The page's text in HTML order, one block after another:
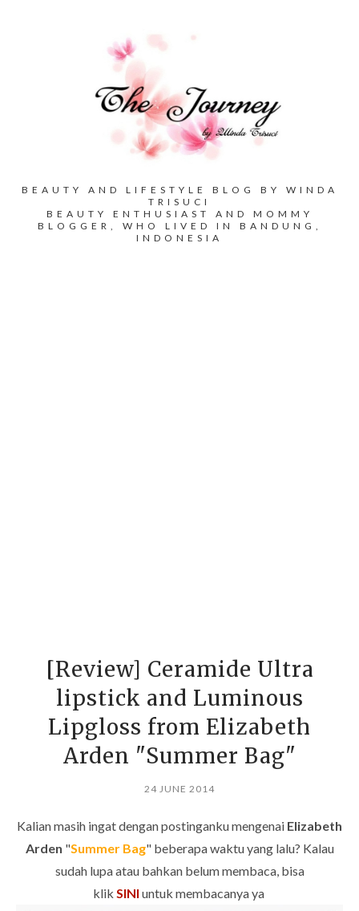
BEAUTY AND LIFESTYLE BLOG BY WINDA
TRISUCI
BEAUTY ENTHUSIAST AND MOMMY
BLOGGER, WHO LIVED IN BANDUNG,
INDONESIA
[Review] Ceramide Ultra
lipstick and Luminous
Lipgloss from Elizabeth
Arden "Summer Bag"
24 JUNE 2014
Kalian masih ingat dengan postinganku mengenai Elizabeth
Arden "Summer Bag"beberapa waktu yang lalu? Kalau
sudah lupa atau bahkan belum membaca, bisa
klik SINI untuk membacanya ya